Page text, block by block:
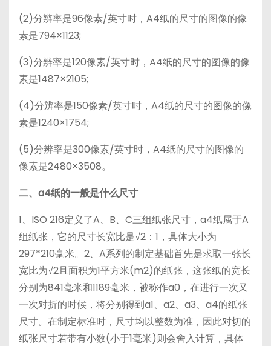
(2)分辨率是96像素/英寸时，A4纸的尺寸的图像的像
素是794×1123;
(3)分辨率是120像素/英寸时，A4纸的尺寸的图像的像
素是1487×2105;
(4)分辨率是150像素/英寸时，A4纸的尺寸的图像的像
素是1240×1754;
(5)分辨率是300像素/英寸时，A4纸的尺寸的图像的
像素是2480×3508。
二、a4纸的一般是什么尺寸
1、ISO 216定义了A、B、C三组纸张尺寸，a4纸属于A
组纸张，它的尺寸长宽比是√2：1，具体大小为
297*210毫米。2、A系列的制定基础首先是求取一张长
宽比为√2且面积为1平方米(m2)的纸张，这张纸的宽长
分别为841毫米和1189毫米，被称作a0，在进行一次又
一次对折的时候，将分别得到a1、a2、a3、a4的纸张
尺寸。在制定标准时，尺寸均以整数为准，因此对切的
纸张尺寸若带有小数(小于1毫米)则会舍入计算，具体